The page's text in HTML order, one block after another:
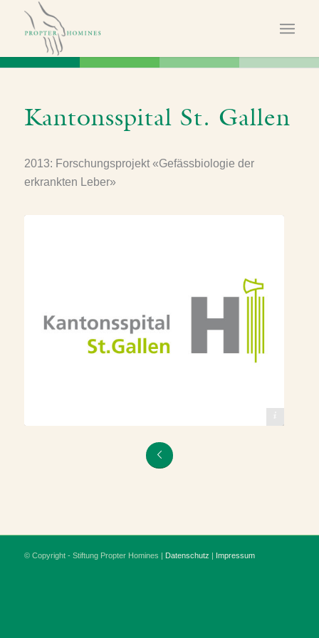
Kantonsspital St. Gallen
2013: Forschungsprojekt «Gefässbiologie der
erkrankten Leber»
© Copyright - Stiftung Propter Homines | Datenschutz | Impressum